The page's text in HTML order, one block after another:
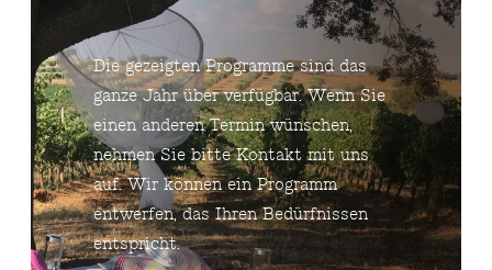
Die gezeigten Programme sind das
ganze Jahr über verfügbar. Wenn Sie
einen anderen Termin wünschen,
nehmen Sie bitte Kontakt mit uns
auf. Wir können ein Programm
entwerfen, das Ihren Bedürfnissen
entspricht.